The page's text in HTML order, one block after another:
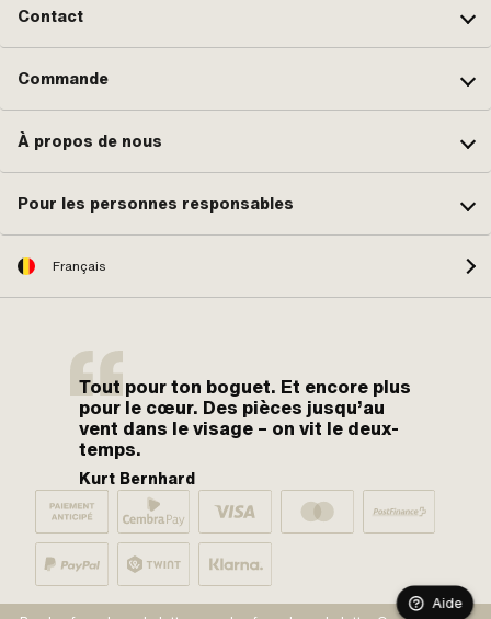
Contact
Commande
À propos de nous
Pour les personnes responsables
Français
Tout pour ton boguet. Et encore plus
pour le cœur. Des pièces jusqu’au
vent dans le visage – on vit le deux-
temps.
Kurt Bernhard
Aide